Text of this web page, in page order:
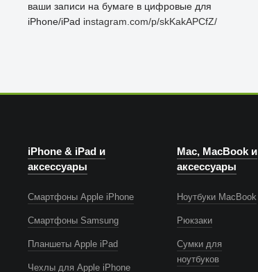
ваши записи на бумаге в цифровые для
iPhone/iPad instagram.com/p/skKakAPCfZ/
iPhone & iPad и
аксессуары
Смартфоны Apple iPhone
Смартфоны Samsung
Планшеты Apple iPad
Чехлы для Apple iPhone
Mac, MacBook и
аксессуары
Ноутбуки MacBook
Рюкзаки
Сумки для
ноутбуков